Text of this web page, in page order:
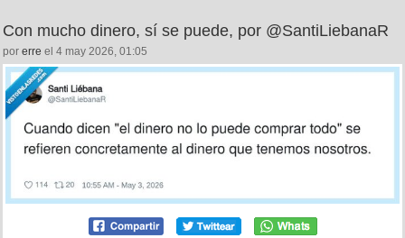
Con mucho dinero, sí se puede, por @SantiLiebanaR
por erre el 4 may 2026, 01:05